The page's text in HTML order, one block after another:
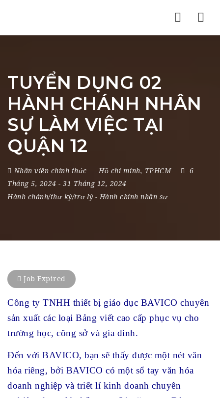
TUYỂN DỤNG 02
HÀNH CHÁNH NHÂN
SỰ LÀM VIỆC TẠI
QUẬN 12
Nhân viên chính thức Hồ chí minh, TPHCM
6
Tháng 5, 2024 - 31 Tháng 12, 2024
Hành chánh/thư ký/trợ lý - Hành chính nhân sự
Job Expired
Công ty TNHH thiết bị giáo dục BAVICO chuyên
sản xuất các loại Bảng viết cao cấp phục vụ cho
trường học, công sở và gia đình.
Đến với BAVICO, bạn sẽ thấy được một nét văn
hóa riêng, bởi BAVICO có một sổ tay văn hóa
doanh nghiệp và triết lí kinh doanh chuyên